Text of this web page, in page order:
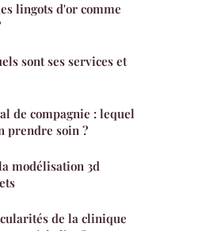
lingots d'or comme
sont ses services et
de compagnie : lequel
prendre soin ?
modélisation 3d
de la clinique